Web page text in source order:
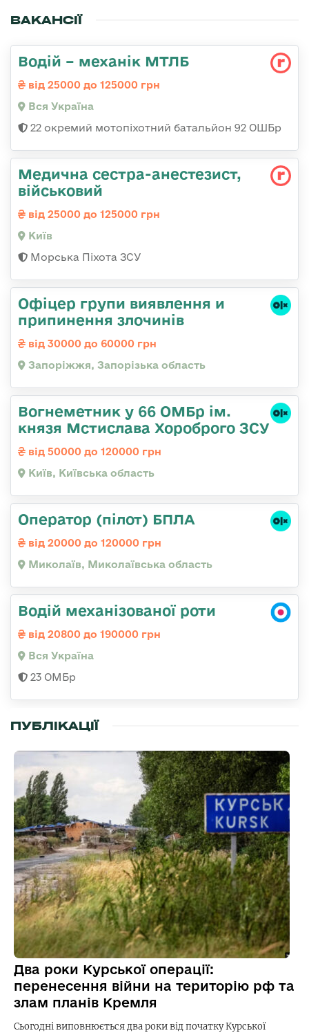
ВАКАНСІЇ
Водій – механік МТЛБ
від 25000 до 125000 грн
Вся Україна
22 окремий мотопіхотний батальйон 92 ОШБр
Медична сестpа-анестезист,
військовий
від 25000 до 125000 грн
Київ
Морська Піхота ЗСУ
Офіцер групи виявлення и
припинення злочинів
від 30000 до 60000 грн
Запоріжжя, Запорізька область
Вогнеметник у 66 ОМБр ім.
князя Мстислава Хороброго ЗСУ
від 50000 до 120000 грн
Київ, Київська область
Оператор (пілот) БПЛА
від 20000 до 120000 грн
Миколаїв, Миколаївська область
Водій механізованої роти
від 20800 до 190000 грн
Вся Україна
23 ОМБр
ПУБЛІКАЦІЇ
Два роки Курської операції:
перенесення війни на територію рф та
злам планів Кремля
Сьогодні виповнюється два роки від початку Курської